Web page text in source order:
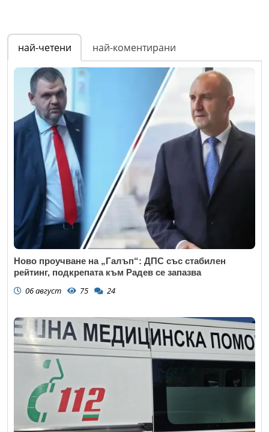
най-четени най-коментирани
Ново проучване на „Галъп“: ДПС със стабилен
рейтинг, подкрепата към Радев се запазва
06 август 75 24